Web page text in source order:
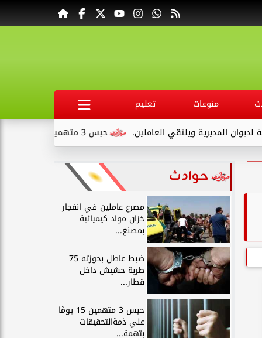
منوعات
تعليم
حبس 3 متهمين 15 يومًا علي ذمةالتحقيقات بتهمة التنقيب عن الآثار داخل...
العاملين.
حوادث
مصرع عاملين في انفجار
خزان مواد كيميائية
بمصنع...
ضبط عاطل بحوزته 75
طربة حشيش داخل
قطار...
حبس 3 متهمين 15 يومًا
علي ذمةالتحقيقات
بتهمة...